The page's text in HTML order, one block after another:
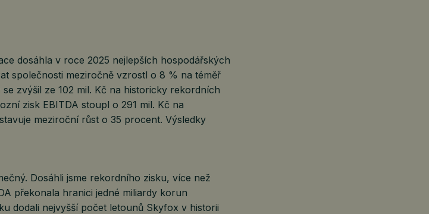
dosáhla v roce 2025 nejlepších hospodářských
společnosti meziročně vzrostl o 8 % na téměř
zvýšil ze 102 mil. Kč na historicky rekordních
zisk EBITDA stoupl o 291 mil. Kč na
meziroční růst o 35 procent. Výsledky
Dosáhli jsme rekordního zisku, více než
překonala hranici jedné miliardy korun
dodali nejvyšší počet letounů Skyfox v historii